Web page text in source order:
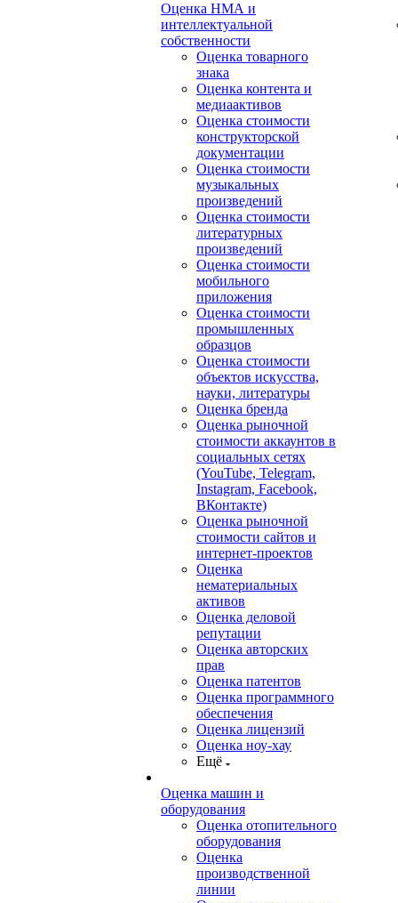
Оценка НМА и
интеллектуальной
собственности
Оценка товарного
знака
Оценка контента и
медиаактивов
Оценка стоимости
конструкторской
документации
Оценка стоимости
музыкальных
произведений
Оценка стоимости
литературных
произведений
Оценка стоимости
мобильного
приложения
Оценка стоимости
промышленных
образцов
Оценка стоимости
объектов искусства,
науки, литературы
Оценка бренда
Оценка рыночной
стоимости аккаунтов в
социальных сетях
(YouTube, Telegram,
Instagram, Facebook,
ВКонтакте)
Оценка рыночной
стоимости сайтов и
интернет-проектов
Оценка
нематериальных
активов
Оценка деловой
репутации
Оценка авторских
прав
Оценка патентов
Оценка программного
обеспечения
Оценка лицензий
Оценка ноу-хау
Ещё
Оценка машин и
оборудования
Оценка отопительного
оборудования
Оценка
производственной
линии